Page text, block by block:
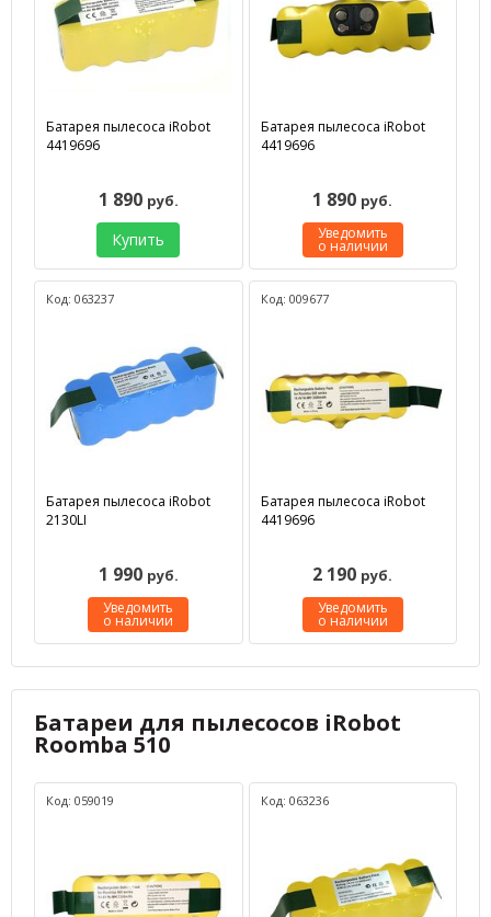
Батарея пылесоса iRobot
4419696
1 890 руб.
Купить
Батарея пылесоса iRobot
4419696
1 890 руб.
Уведомить
о наличии
Код: 063237
Батарея пылесоса iRobot
2130LI
1 990 руб.
Уведомить
о наличии
Код: 009677
Батарея пылесоса iRobot
4419696
2 190 руб.
Уведомить
о наличии
Батареи для пылесосов iRobot
Roomba 510
Код: 059019 Код: 063236